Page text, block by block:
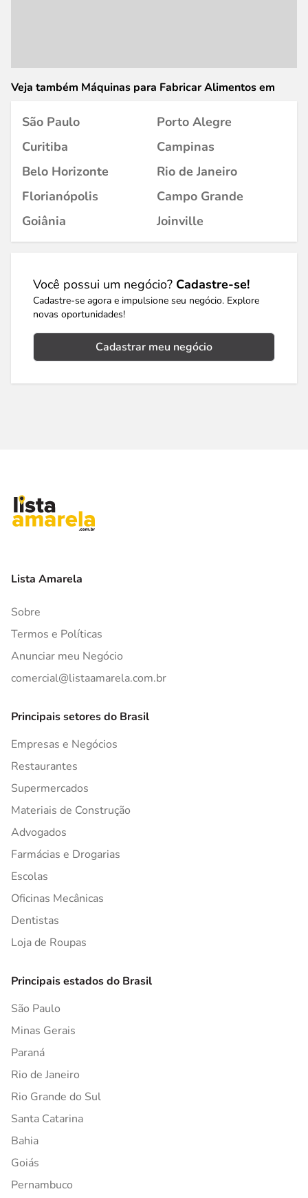
Veja também Máquinas para Fabricar Alimentos em
São Paulo
Porto Alegre
Curitiba
Campinas
Belo Horizonte
Rio de Janeiro
Florianópolis
Campo Grande
Goiânia
Joinville
Você possui um negócio? Cadastre-se!
Cadastre-se agora e impulsione seu negócio. Explore
novas oportunidades!
Cadastrar meu negócio
Lista Amarela
Sobre
Termos e Políticas
Anunciar meu Negócio
comercial@listaamarela.com.br
Principais setores do Brasil
Empresas e Negócios
Restaurantes
Supermercados
Materiais de Construção
Advogados
Farmácias e Drogarias
Escolas
Oficinas Mecânicas
Dentistas
Loja de Roupas
Principais estados do Brasil
São Paulo
Minas Gerais
Paraná
Rio de Janeiro
Rio Grande do Sul
Santa Catarina
Bahia
Goiás
Pernambuco